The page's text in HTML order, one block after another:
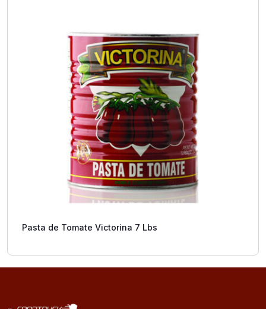
Pasta de Tomate Victorina 7 Lbs